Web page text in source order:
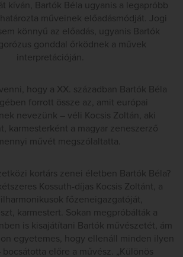
kíván, Bartók Béla ugyanis a legapróbb
műveinek előadásmódját. Jogi
könnyű az előadás, ugyanis Bartók
gonddal őrködnek a művek
interpretációján.
hogy a XX. században Bartók Béla
forrott össze az, amit európai
nevezünk – véli Kocsis Zoltán, aki
karmesterként a magyar zeneszerző
művét megszólaltatta.
kortárs zenei életben Bartók Béla?
Kossuth-díjas Kocsis Zoltánt, a
főzeneigazgatóját,
karmestert. Sokan megpróbálták a
is kisajátítani Bartók művészetét, ám
egyetemes, hogy ellenáll minden ilyen
bocsátotta előre a művész. „Különös